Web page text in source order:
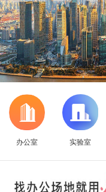
办公室 实验室